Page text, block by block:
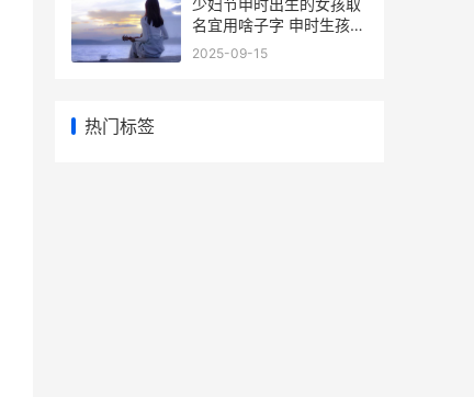
少妇节申时出生的女孩取
名宜用啥子字 申时生孩子
好不好
2025-09-15
热门标签